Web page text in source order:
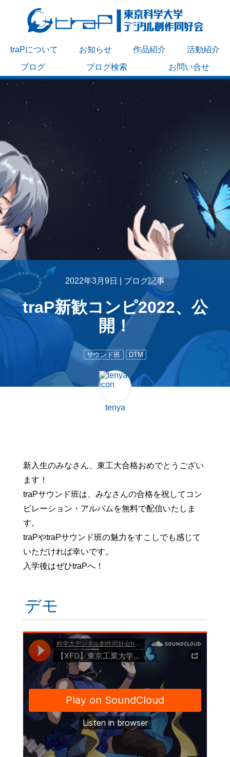
traPについて お知らせ 作品紹介
活動紹介
ブログ
ブログ検索 お問い合せ
2022年3月9日 | ブログ記事
traP新歓コンピ2022、公
開！
サウンド班 DTM
tenya
新入生のみなさん、東工大合格おめでとうござい
ます！
traPサウンド班は、みなさんの合格を祝してコン
ピレーション・アルバムを無料で配信いたしま
す。
traPやtraPサウンド班の魅力をすこしでも感じて
いただければ幸いです。
入学後はぜひtraPへ！
デモ